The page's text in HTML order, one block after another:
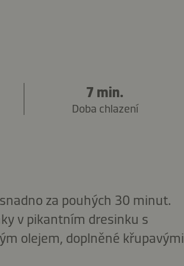
7 min.
Doba chlazení
za pouhých 30 minut.
v pikantním dresinku s
olejem, doplněné křupavými